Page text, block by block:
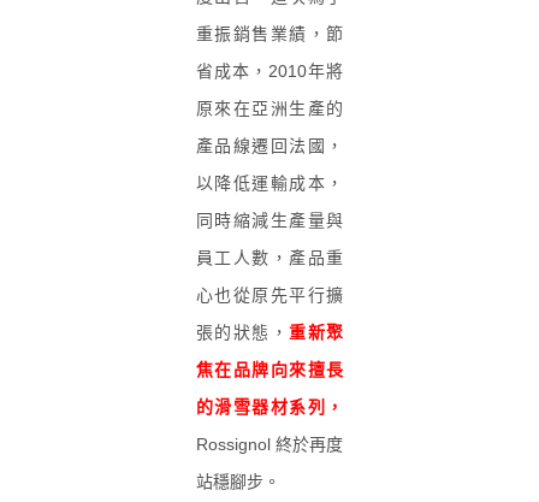
重振銷售業績，節
省成本，2010年將
原來在亞洲生產的
產品線遷回法國，
以降低運輸成本，
同時縮減生產量與
員工人數，產品重
心也從原先平行擴
張的狀態，重新聚
焦在品牌向來擅長
的滑雪器材系列，
Rossignol 終於再度
站穩腳步。